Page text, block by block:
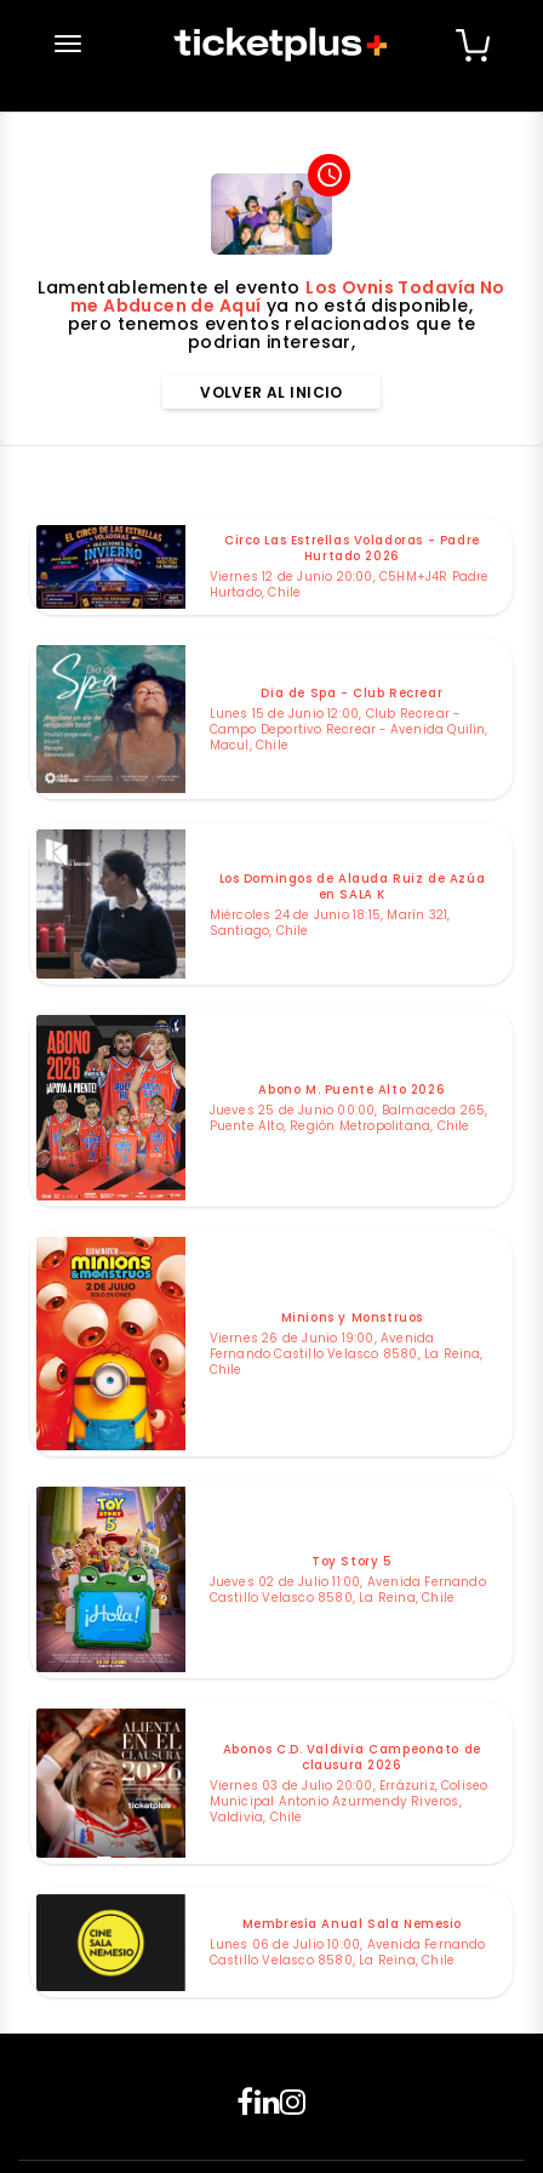
desplegar navegación
access_time
Lamentablemente el evento Los Ovnis Todavía No
me Abducen de Aquí ya no está disponible,
pero tenemos eventos relacionados que te
podrian interesar,
VOLVER AL INICIO
Circo Las Estrellas Voladoras - Padre
Hurtado 2026
Viernes 12 de Junio 20:00, C5HM+J4R Padre
Hurtado, Chile
Dia de Spa - Club Recrear
Lunes 15 de Junio 12:00, Club Recrear -
Campo Deportivo Recrear - Avenida Quilin,
Macul, Chile
Los Domingos de Alauda Ruiz de Azúa
en SALA K
Miércoles 24 de Junio 18:15, Marín 321,
Santiago, Chile
Abono M. Puente Alto 2026
Jueves 25 de Junio 00:00, Balmaceda 265,
Puente Alto, Región Metropolitana, Chile
Minions y Monstruos
Viernes 26 de Junio 19:00, Avenida
Fernando Castillo Velasco 8580, La Reina,
Chile
Toy Story 5
Jueves 02 de Julio 11:00, Avenida Fernando
Castillo Velasco 8580, La Reina, Chile
Abonos C.D. Valdivia Campeonato de
clausura 2026
Viernes 03 de Julio 20:00, Errázuriz, Coliseo
Municipal Antonio Azurmendy Riveros,
Valdivia, Chile
Membresía Anual Sala Nemesio
Lunes 06 de Julio 10:00, Avenida Fernando
Castillo Velasco 8580, La Reina, Chile